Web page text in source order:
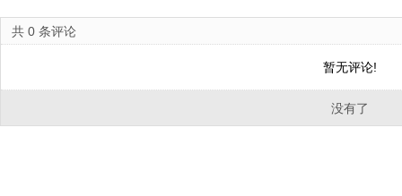
共 0 条评论
暂无评论!
没有了